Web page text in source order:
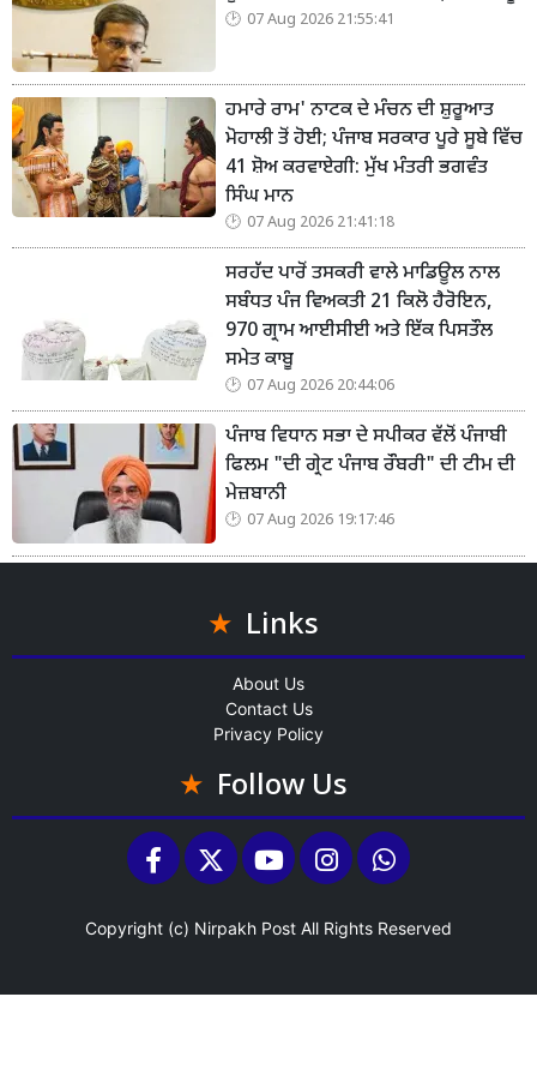
07 Aug 2026 21:55:41
ਹਮਾਰੇ ਰਾਮ' ਨਾਟਕ ਦੇ ਮੰਚਨ ਦੀ ਸ਼ੁਰੂਆਤ
ਮੋਹਾਲੀ ਤੋਂ ਹੋਈ; ਪੰਜਾਬ ਸਰਕਾਰ ਪੂਰੇ ਸੂਬੇ ਵਿੱਚ
41 ਸ਼ੋਅ ਕਰਵਾਏਗੀ: ਮੁੱਖ ਮੰਤਰੀ ਭਗਵੰਤ
ਸਿੰਘ ਮਾਨ
07 Aug 2026 21:41:18
ਸਰਹੱਦ ਪਾਰੋਂ ਤਸਕਰੀ ਵਾਲੇ ਮਾਡਿਊਲ ਨਾਲ
ਸਬੰਧਤ ਪੰਜ ਵਿਅਕਤੀ 21 ਕਿਲੋ ਹੈਰੋਇਨ,
970 ਗ੍ਰਾਮ ਆਈਸੀਈ ਅਤੇ ਇੱਕ ਪਿਸਤੌਲ
ਸਮੇਤ ਕਾਬੂ
07 Aug 2026 20:44:06
ਪੰਜਾਬ ਵਿਧਾਨ ਸਭਾ ਦੇ ਸਪੀਕਰ ਵੱਲੋਂ ਪੰਜਾਬੀ
ਫਿਲਮ "ਦੀ ਗ੍ਰੇਟ ਪੰਜਾਬ ਰੌਬਰੀ" ਦੀ ਟੀਮ ਦੀ
ਮੇਜ਼ਬਾਨੀ
07 Aug 2026 19:17:46
Links
About Us
Contact Us
Privacy Policy
Follow Us
Copyright (c) Nirpakh Post All Rights Reserved